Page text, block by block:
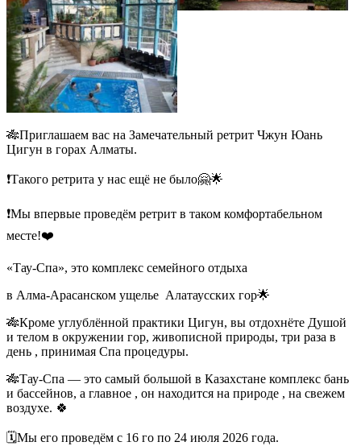
🎋Приглашаем вас на Замечательный ретрит Чжун Юань
Цигун в горах Алматы.
❗️Такого ретрита у нас ещё не было🤗🌟
❗️Мы впервые проведём ретрит в таком комфортабельном
месте!❤️
«Тау-Спа», это комплекс семейного отдыха
в Алма-Арасанском ущелье Алатаусских гор🌟
🎋Кроме углублённой практики Цигун, вы отдохнёте Душой
и телом в окружении гор, живописной природы, три раза в
день , принимая Спа процедуры.
🎋Тау-Спа — это самый большой в Казахстане комплекс бань
и бассейнов, а главное , он находится на природе , на свежем
воздухе. 🍀
🗓️Мы его проведём с 16 го по 24 июля 2026 года.